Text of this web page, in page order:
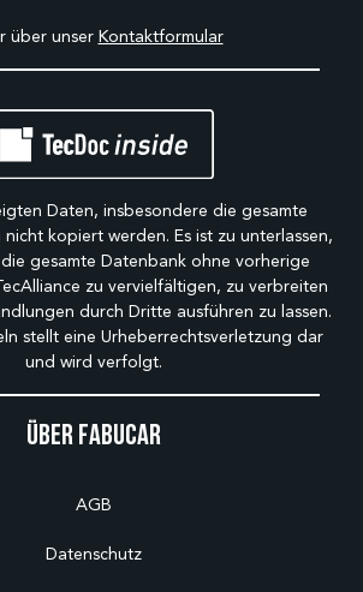
Über Fabucar
AGB
Datenschutz
über unser Kontaktformular
Daten, insbesondere die gesamte
kopiert werden. Es ist zu unterlassen,
gesamte Datenbank ohne vorherige
zu vervielfältigen, zu verbreiten
durch Dritte ausführen zu lassen.
stellt eine Urheberrechtsverletzung dar
und wird verfolgt.